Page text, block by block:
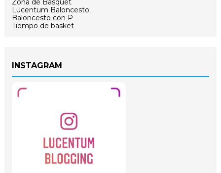
Zona de Basquet
Lucentum Baloncesto
Baloncesto con P
Tiempo de basket
INSTAGRAM